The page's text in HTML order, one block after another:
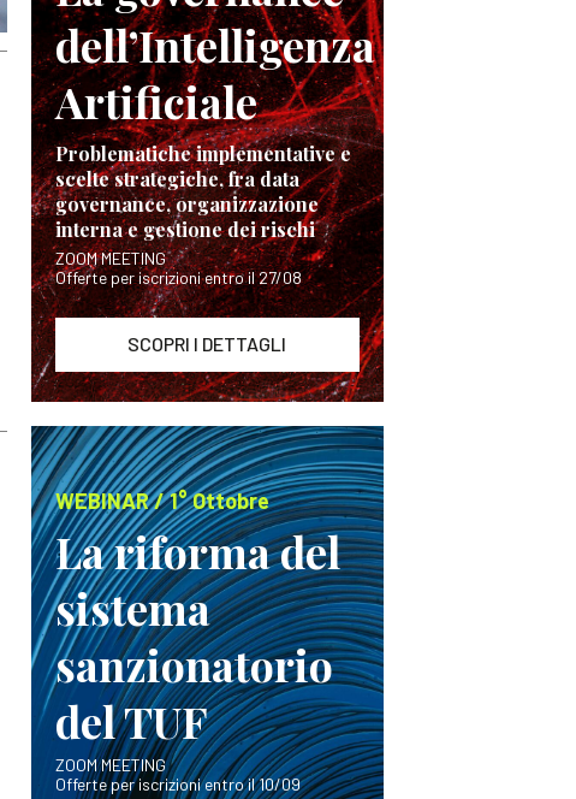
dell’Intelligenza
Artificiale
Problematiche implementative e
scelte strategiche, fra data
governance, organizzazione
interna e gestione dei rischi
ZOOM MEETING
Offerte per iscrizioni entro il 27/08
SCOPRI I DETTAGLI
WEBINAR / 1° Ottobre
La riforma del
sistema
sanzionatorio
del TUF
ZOOM MEETING
Offerte per iscrizioni entro il 10/09